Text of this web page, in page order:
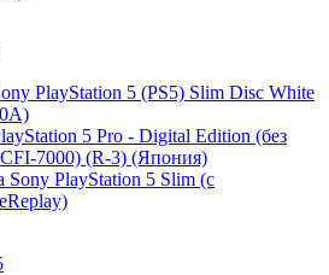
PlayStation 5 (PS5) Slim Disc White
5 Pro - Digital Edition (без
7000) (R-3) (Япония)
Sony PlayStation 5 Slim (с